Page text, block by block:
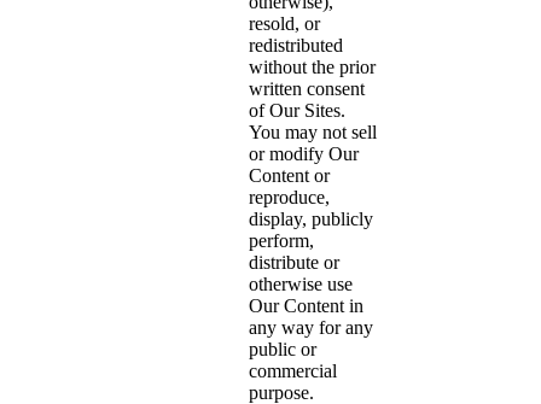
resold, or
redistributed
without the prior
written consent
of Our Sites.
You may not sell
or modify Our
Content or
reproduce,
display, publicly
perform,
distribute or
otherwise use
Our Content in
any way for any
public or
commercial
purpose.